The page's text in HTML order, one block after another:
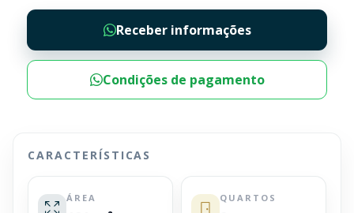
Receber informações
Condições de pagamento
CARACTERÍSTICAS
ÁREA QUARTOS